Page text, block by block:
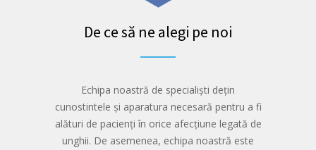
De ce să ne alegi pe noi
Echipa noastră de specialiști dețin
cunostintele și aparatura necesară pentru a fi
alături de pacienți în orice afecțiune legată de
unghii. De asemenea, echipa noastră este